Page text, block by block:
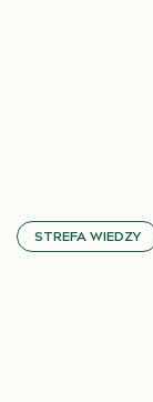
STREFA WIEDZY